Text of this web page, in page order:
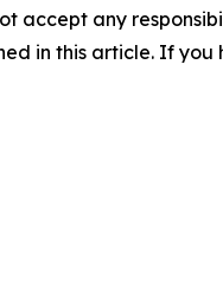
accept any
in this article. If